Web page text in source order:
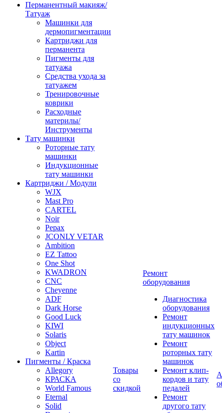
Перманентный макияж/
Татуаж
Машинки для
дермопигментации
Картриджи для
перманента
Пигменты для
татуажа
Средства ухода за
татуажем
Тренировочные
коврики
Расходные
материлы/
Инструменты
Тату машинки
Роторные тату
машинки
Индукционные
тату машинки
Картриджи / Модули
WJX
Mast Pro
CARTEL
Noir
Pepax
JCONLY VETAR
Ambition
EZ Tattoo
One Shot
KWADRON
CNC
Cheyenne
ADF
Dark Horse
Good Luck
KIWI
Solaris
Object
Kartin
Пигменты / Краска
Allegory
КРАСКА
World Famous
Eternal
Solid
Товары
со
скидкой
Ремонт
оборудования
Диагностика
оборудования
Ремонт
индукционных
тату машинок
Ремонт
роторных тату
машинок
Ремонт клип-
кордов и тату
педалей
Ремонт
другого тату